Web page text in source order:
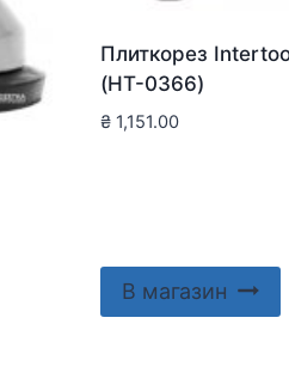
Плиткорез
(HT-0366)
₴ 1,151.00
В магазин